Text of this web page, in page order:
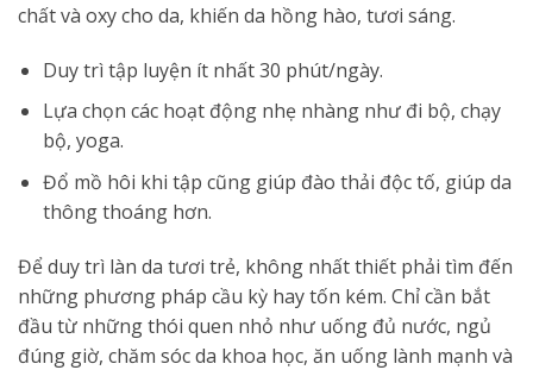
chất và oxy cho da, khiến da hồng hào, tươi sáng.
Duy trì tập luyện ít nhất 30 phút/ngày.
Lựa chọn các hoạt động nhẹ nhàng như đi bộ, chạy
bộ, yoga.
Đổ mồ hôi khi tập cũng giúp đào thải độc tố, giúp da
thông thoáng hơn.
Để duy trì làn da tươi trẻ, không nhất thiết phải tìm đến
những phương pháp cầu kỳ hay tốn kém. Chỉ cần bắt
đầu từ những thói quen nhỏ như uống đủ nước, ngủ
đúng giờ, chăm sóc da khoa học, ăn uống lành mạnh và